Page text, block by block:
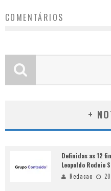
COMENTÁRIOS
+
Definidas as 12
Leopoldo Rodeio
Redacao